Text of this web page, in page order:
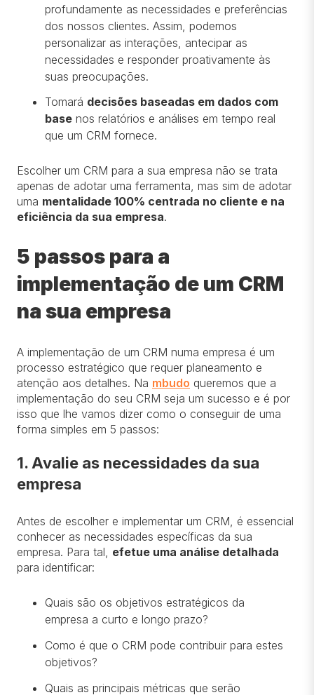
profundamente as necessidades e preferências
dos nossos clientes. Assim, podemos
personalizar as interações, antecipar as
necessidades e responder proativamente às
suas preocupações.
Tomará decisões baseadas em dados com
basenos relatórios e análises em tempo real
que um CRM fornece.
Escolher um CRM para a sua empresa não se trata
apenas de adotar uma ferramenta, mas sim de adotar
uma mentalidade 100% centrada no cliente e na
eficiência da sua empresa.
5 passos para a
implementação de um CRM
na sua empresa
A implementação de um CRM numa empresa é um
processo estratégico que requer planeamento e
atenção aos detalhes. Na mbudo queremos que a
implementação do seu CRM seja um sucesso e é por
isso que lhe vamos dizer como o conseguir de uma
forma simples em 5 passos:
1. Avalie as necessidades da sua
empresa
Antes de escolher e implementar um CRM, é essencial
conhecer as necessidades específicas da sua
empresa. Para tal, efetue uma análise detalhada
para identificar:
Quais são os objetivos estratégicos da
empresa a curto e longo prazo?
Como é que o CRM pode contribuir para estes
objetivos?
Quais as principais métricas que serão